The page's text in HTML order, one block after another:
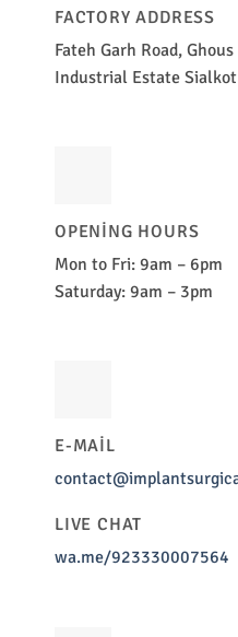
FACTORY ADDRESS
Fateh Garh Road,
Industrial Estate
OPENING HOURS
Mon to Fri: 9am – 6pm
Saturday: 9am – 3pm
E-MAIL
LIVE CHAT
wa.me/923330007564